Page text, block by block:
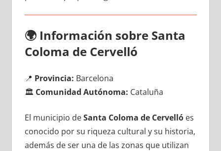
🌍 Información sobre Santa
Coloma dе Cervelló
📍 Provincia: Barcelona
🏛️ Comunidad Autónoma: Cataluña
El municipio dеSanta Coloma dе Cervellóes
conocido pοr su riqueza cultural у su historia,
además dе ser una dе las zonas quе utilizan